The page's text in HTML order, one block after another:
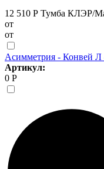
12 510 Р Тумба КЛЭР/
от
от
Асимметрия - Конвей
Артикул:
0 Р